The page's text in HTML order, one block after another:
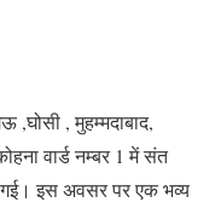
, मुहम्मदाबाद,
वार्ड नम्बर 1 में संत
गई। इस अवसर पर एक भव्य